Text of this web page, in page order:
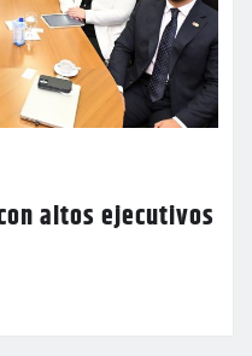
altos ejecutivos